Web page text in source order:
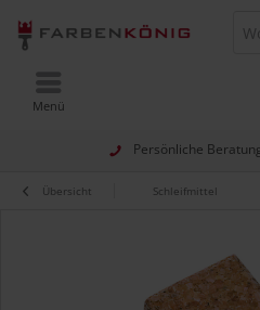
Persönliche
Menü
Übersicht Schleifmittel